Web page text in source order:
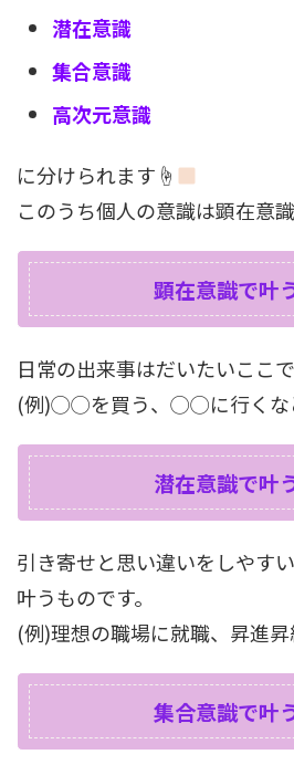
潜在意識
集合意識
高次元意識
に分けられます☝
このうち個人の意識は顕在意
顕在意識で叶
日常の出来事はだいたいここで
(例)◯◯を買う、◯◯に行くな
潜在意識で叶
引き寄せと思い違いをしやす
叶うものです。
(例)理想の職場に就職、昇進
集合意識で叶